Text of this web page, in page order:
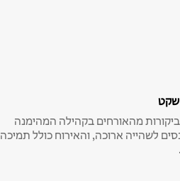
שקט
מהאורחים בקהילה המהימנה
לשהייה ארוכה, והאירוח כולל תמיכה